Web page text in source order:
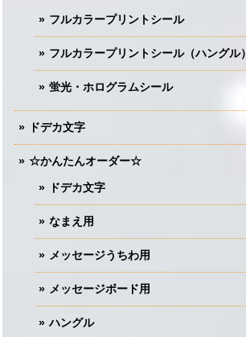
フルカラープリントシール
フルカラープリントシール（ハングル）
蛍光・ホログラムシール
ドデカ文字
☆かんたんオーダー☆
ドデカ文字
なまえ用
メッセージうちわ用
メッセージボード用
ハングル